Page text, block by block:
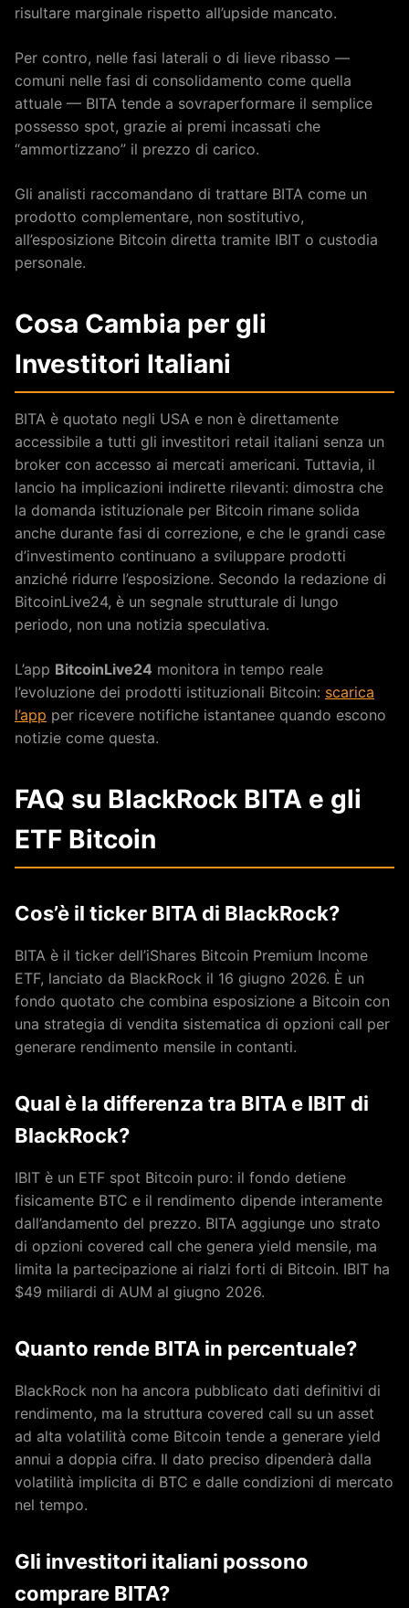
risultare marginale rispetto all’upside mancato.
Per contro, nelle fasi laterali o di lieve ribasso —
comuni nelle fasi di consolidamento come quella
attuale — BITA tende a sovraperformare il semplice
possesso spot, grazie ai premi incassati che
“ammortizzano” il prezzo di carico.
Gli analisti raccomandano di trattare BITA come un
prodotto complementare, non sostitutivo,
all’esposizione Bitcoin diretta tramite IBIT o custodia
personale.
Cosa Cambia per gli
Investitori Italiani
BITA è quotato negli USA e non è direttamente
accessibile a tutti gli investitori retail italiani senza un
broker con accesso ai mercati americani. Tuttavia, il
lancio ha implicazioni indirette rilevanti: dimostra che
la domanda istituzionale per Bitcoin rimane solida
anche durante fasi di correzione, e che le grandi case
d’investimento continuano a sviluppare prodotti
anziché ridurre l’esposizione. Secondo la redazione di
BitcoinLive24, è un segnale strutturale di lungo
periodo, non una notizia speculativa.
L’app BitcoinLive24 monitora in tempo reale
l’evoluzione dei prodotti istituzionali Bitcoin: scarica
l’app per ricevere notifiche istantanee quando escono
notizie come questa.
FAQ su BlackRock BITA e gli
ETF Bitcoin
Cos’è il ticker BITA di BlackRock?
BITA è il ticker dell’iShares Bitcoin Premium Income
ETF, lanciato da BlackRock il 16 giugno 2026. È un
fondo quotato che combina esposizione a Bitcoin con
una strategia di vendita sistematica di opzioni call per
generare rendimento mensile in contanti.
Qual è la differenza tra BITA e IBIT di
BlackRock?
IBIT è un ETF spot Bitcoin puro: il fondo detiene
fisicamente BTC e il rendimento dipende interamente
dall’andamento del prezzo. BITA aggiunge uno strato
di opzioni covered call che genera yield mensile, ma
limita la partecipazione ai rialzi forti di Bitcoin. IBIT ha
$49 miliardi di AUM al giugno 2026.
Quanto rende BITA in percentuale?
BlackRock non ha ancora pubblicato dati definitivi di
rendimento, ma la struttura covered call su un asset
ad alta volatilità come Bitcoin tende a generare yield
annui a doppia cifra. Il dato preciso dipenderà dalla
volatilità implicita di BTC e dalle condizioni di mercato
nel tempo.
Gli investitori italiani possono
comprare BITA?